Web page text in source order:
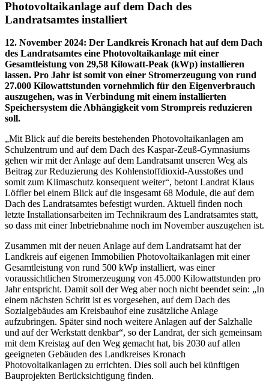
Photovoltaikanlage auf dem Dach des
Landratsamtes installiert
12. November 2024: Der Landkreis Kronach hat auf dem Dach
des Landratsamtes eine Photovoltaikanlage mit einer
Gesamtleistung von 29,58 Kilowatt-Peak (kWp) installieren
lassen. Pro Jahr ist somit von einer Stromerzeugung von rund
27.000 Kilowattstunden vornehmlich für den Eigenverbrauch
auszugehen, was in Verbindung mit einem installierten
Speichersystem die Abhängigkeit vom Strompreis reduzieren
soll.
„Mit Blick auf die bereits bestehenden Photovoltaikanlagen am
Schulzentrum und auf dem Dach des Kaspar-Zeuß-Gymnasiums
gehen wir mit der Anlage auf dem Landratsamt unseren Weg als
Beitrag zur Reduzierung des Kohlenstoffdioxid-Ausstoßes und
somit zum Klimaschutz konsequent weiter“, betont Landrat Klaus
Löffler bei einem Blick auf die insgesamt 68 Module, die auf dem
Dach des Landratsamtes befestigt wurden. Aktuell finden noch
letzte Installationsarbeiten im Technikraum des Landratsamtes statt,
so dass mit einer Inbetriebnahme noch im November auszugehen ist.
Zusammen mit der neuen Anlage auf dem Landratsamt hat der
Landkreis auf eigenen Immobilien Photovoltaikanlagen mit einer
Gesamtleistung von rund 500 kWp installiert, was einer
voraussichtlichen Stromerzeugung von 45.000 Kilowattstunden pro
Jahr entspricht. Damit soll der Weg aber noch nicht beendet sein: „In
einem nächsten Schritt ist es vorgesehen, auf dem Dach des
Sozialgebäudes am Kreisbauhof eine zusätzliche Anlage
aufzubringen. Später sind noch weitere Anlagen auf der Salzhalle
und auf der Werkstatt denkbar“, so der Landrat, der sich gemeinsam
mit dem Kreistag auf den Weg gemacht hat, bis 2030 auf allen
geeigneten Gebäuden des Landkreises Kronach
Photovoltaikanlagen zu errichten. Dies soll auch bei künftigen
Bauprojekten Berücksichtigung finden.